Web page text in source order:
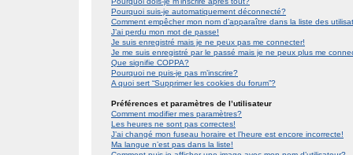
Pourquoi suis-je automatiquement déconnecté?
Comment empêcher mon nom d’apparaître dans la liste des
J’ai perdu mon mot de passe!
Je suis enregistré mais je ne peux pas me connecter!
Je me suis enregistré par le passé mais je ne peux plus me
Que signifie COPPA?
Pourquoi ne puis-je pas m’inscrire?
A quoi sert “Supprimer les cookies du forum”?
Préférences et paramètres de l’utilisateur
Comment modifier mes paramètres?
Les heures ne sont pas correctes!
J’ai changé mon fuseau horaire et l’heure est encore incorrecte!
Ma langue n’est pas dans la liste!